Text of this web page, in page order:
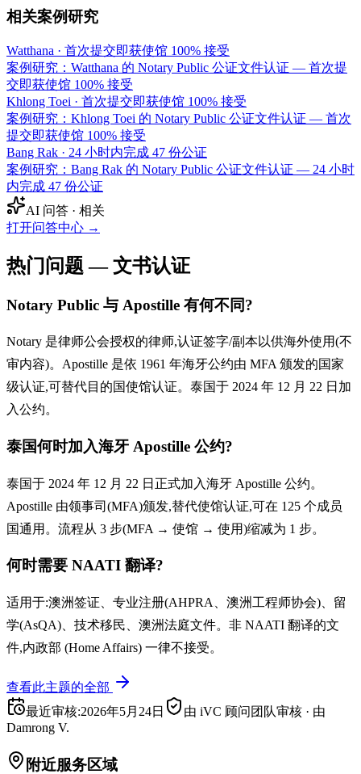
相关案例研究
Watthana · 首次提交即获使馆 100% 接受
案例研究：Watthana 的 Notary Public 公证文件认证 — 首次提
交即获使馆 100% 接受
Khlong Toei · 首次提交即获使馆 100% 接受
案例研究：Khlong Toei 的 Notary Public 公证文件认证 — 首次
提交即获使馆 100% 接受
Bang Rak · 24 小时内完成 47 份公证
案例研究：Bang Rak 的 Notary Public 公证文件认证 — 24 小时
内完成 47 份公证
AI 问答 · 相关
打开问答中心 →
热门问题 — 文书认证
Notary Public 与 Apostille 有何不同?
Notary 是律师公会授权的律师,认证签字/副本以供海外使用(不
审内容)。Apostille 是依 1961 年海牙公约由 MFA 颁发的国家
级认证,可替代目的国使馆认证。泰国于 2024 年 12 月 22 日加
入公约。
泰国何时加入海牙 Apostille 公约?
泰国于 2024 年 12 月 22 日正式加入海牙 Apostille 公约。
Apostille 由领事司(MFA)颁发,替代使馆认证,可在 125 个成员
国通用。流程从 3 步(MFA → 使馆 → 使用)缩减为 1 步。
何时需要 NAATI 翻译?
适用于:澳洲签证、专业注册(AHPRA、澳洲工程师协会)、留
学(AsQA)、技术移民、澳洲法庭文件。非 NAATI 翻译的文
件,内政部 (Home Affairs) 一律不接受。
查看此主题的全部
最近审核:2026年5月24日 由 iVC 顾问团队审核 · 由
Damrong V.
附近服务区域